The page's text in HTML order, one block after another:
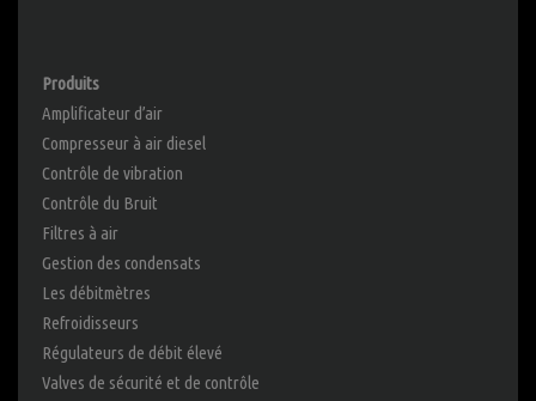
Produits
Amplificateur d’air
Compresseur à air diesel
Contrôle de vibration
Contrôle du Bruit
Filtres à air
Gestion des condensats
Les débitmètres
Refroidisseurs
Régulateurs de débit élevé
Valves de sécurité et de contrôle